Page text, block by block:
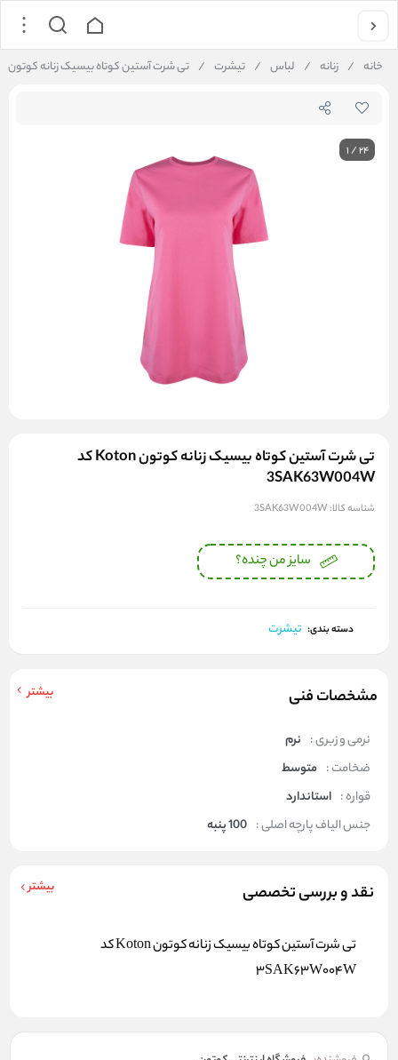
خانه / زنانه / لباس / تیشرت / تی شرت آستین کوتاه بیسیک زنانه کوتون Koton کد 3SAK63W004W
1/24
تی شرت آستین کوتاه بیسیک زنانه کوتون Koton کد
3SAK63W004W
شناسه کالا: 3SAK63W004W
سایز من چنده؟
دسته بندی: تیشرت
مشخصات فنی بیشتر
نرمی و زبری : نرم
ضخامت : متوسط
قواره : استاندارد
جنس الیاف پارچه اصلی : 100 پنبه
نقد و بررسی تخصصی بیشتر
تی شرت آستین کوتاه بیسیک زنانه کوتون Koton کد
3SAK63W004W